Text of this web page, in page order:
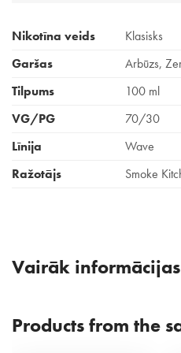
Nikotīna veids
Klasisks
Garšas
Arbūzs,
Tilpums
100 ml
VG/PG
70/30
Līnija
Wave
Ražotājs
Smoke
Vairāk informācijas
Products from the